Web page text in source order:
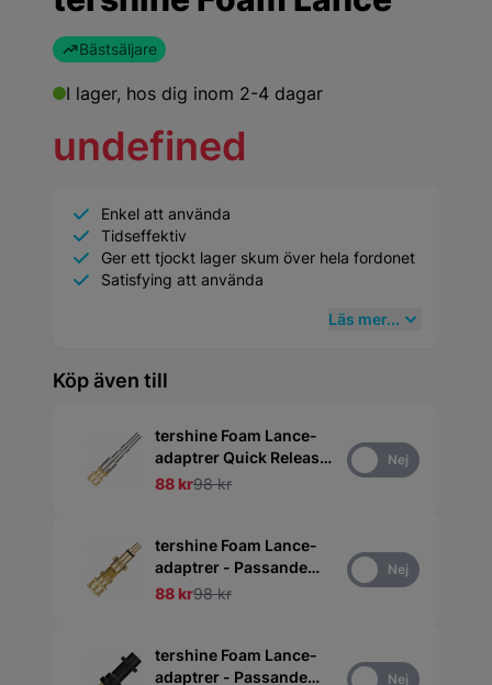
Bästsäljare
I lager, hos dig inom 2-4 dagar
undefined
Enkel att använda
Tidseffektiv
Ger ett tjockt lager skum över hela fordonet
Satisfying att använda
Läs mer...
Köp även till
tershine Foam Lance-
adaptrer Quick Release
- Passande OKQ8
88 kr98 kr
Nej
tershine Foam Lance-
adaptrer - Passande
Nilfisk Högtryckstvätt
88 kr98 kr
Nej
tershine Foam Lance-
adaptrer - Passande
Nej